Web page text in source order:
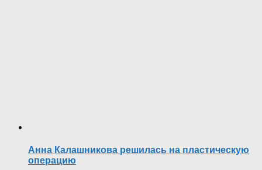
Анна Калашникова решилась на пластическую
операцию